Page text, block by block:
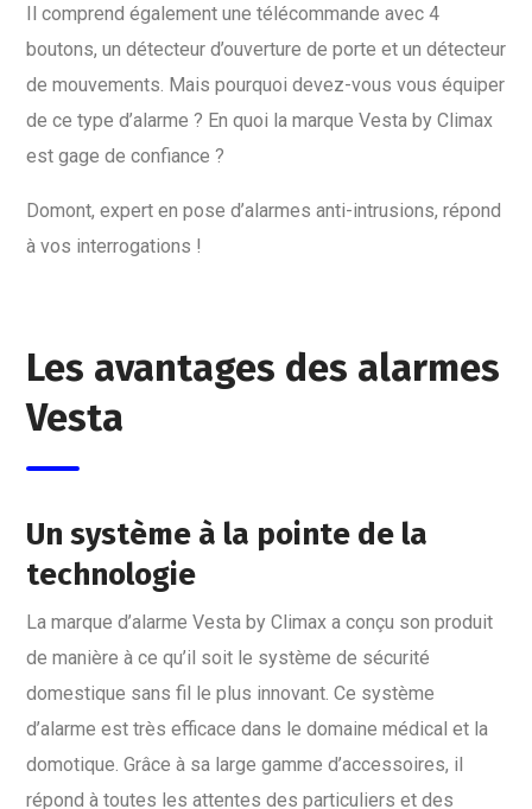
Il comprend également une télécommande avec 4
boutons, un détecteur d’ouverture de porte et un détecteur
de mouvements. Mais pourquoi devez-vous vous équiper
de ce type d’alarme ? En quoi la marque Vesta by Climax
est gage de confiance ?
Domont, expert en pose d’alarmes anti-intrusions, répond
à vos interrogations !
Les avantages des alarmes
Vesta
Un système à la pointe de la
technologie
La marque d’alarme Vesta by Climax a conçu son produit
de manière à ce qu’il soit le système de sécurité
domestique sans fil le plus innovant. Ce système
d’alarme est très efficace dans le domaine médical et la
domotique. Grâce à sa large gamme d’accessoires, il
répond à toutes les attentes des particuliers et des